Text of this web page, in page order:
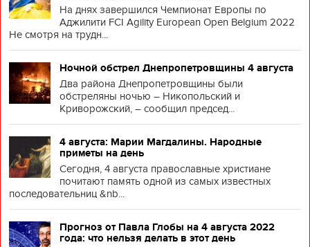
На днях завершился Чемпионат Европы по
Аджилити FCI Agility European Open Belgium 2022
Не смотря на трудн...
Ночной обстрел Днепропетровщины 4 августа
Два района Днепропетровщины были
обстреляны ночью – Никопольский и
Криворожский, – сообщил председ...
4 августа: Марии Магдалины. Народные
приметы на день
Сегодня, 4 августа православные христиане
почитают память одной из самых известных
последовательниц &nb...
Прогноз от Павла Глобы на 4 августа 2022
года: что нельзя делать в этот день